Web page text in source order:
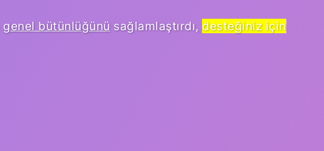
genel bütünlüğünü sağlamlaştırdı, desteğiniz için